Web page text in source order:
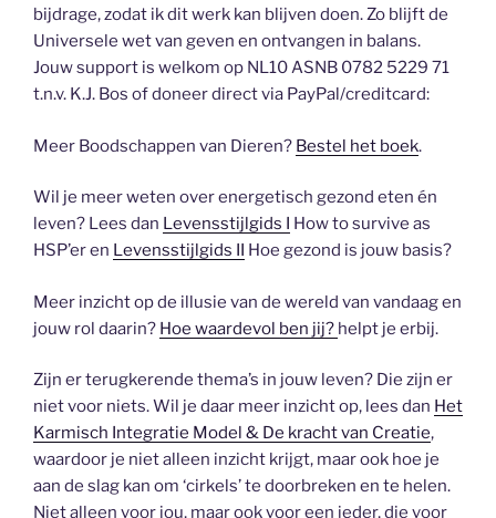
bijdrage, zodat ik dit werk kan blijven doen. Zo blijft de
Universele wet van geven en ontvangen in balans.
Jouw support is welkom op NL10 ASNB 0782 5229 71
t.n.v. K.J. Bos of doneer direct via PayPal/creditcard:
Meer Boodschappen van Dieren? Bestel het boek.
Wil je meer weten over energetisch gezond eten én
leven? Lees dan Levensstijlgids I How to survive as
HSP’er en Levensstijlgids II Hoe gezond is jouw basis?
Meer inzicht op de illusie van de wereld van vandaag en
jouw rol daarin? Hoe waardevol ben jij? helpt je erbij.
Zijn er terugkerende thema’s in jouw leven? Die zijn er
niet voor niets. Wil je daar meer inzicht op, lees dan Het
Karmisch Integratie Model & De kracht van Creatie,
waardoor je niet alleen inzicht krijgt, maar ook hoe je
aan de slag kan om ‘cirkels’ te doorbreken en te helen.
Niet alleen voor jou, maar ook voor een ieder, die voor